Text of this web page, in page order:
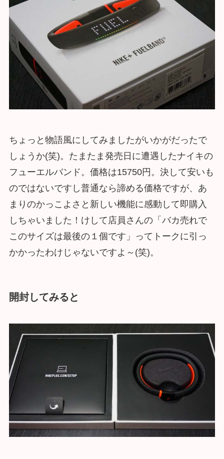
ちょっと物語風にしてみましたがいかがだったで
しょうか(笑)。たまたま発売日に遭遇したナイキの
フューエルバンド。価格は15750円。決して安いも
のではないですし普通なら諦める価格ですが、あ
まりのかっこよさと新しい機能に感動して即購入
しちゃいました！けして店員さんの「バカ売れで
このサイズは最後の１個です」ってトークに引っ
かかったわけじゃないですよ～(笑)。
開封してみると